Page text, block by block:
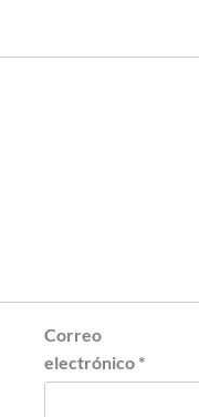
Correo
electrónico *